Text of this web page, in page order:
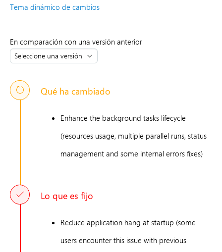
Tema dinámico de cambios
En comparación con una versión anterior
Qué ha cambiado
Enhance the background tasks lifecycle
(resources usage, multiple parallel runs, status
management and some internal errors fixes)
Lo que es fijo
Reduce application hang at startup (some
users encounter this issue with previous